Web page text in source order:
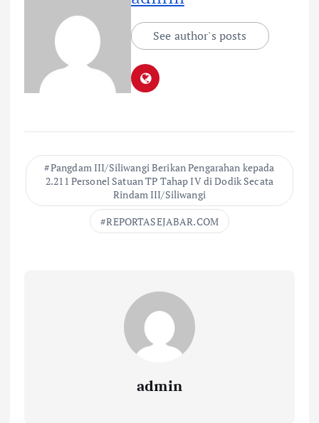
See author's posts
Pangdam III/Siliwangi Berikan Pengarahan kepada
2.211 Personel Satuan TP Tahap IV di Dodik Secata
Rindam III/Siliwangi
REPORTASEJABAR.COM
admin